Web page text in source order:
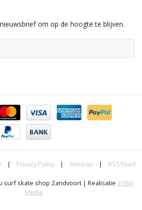
om op de hoogte te blijven.
| Privacy Policy | Sitemap | RSS Feed
surf skate shop Zandvoort | Realisatie InStijl
Media